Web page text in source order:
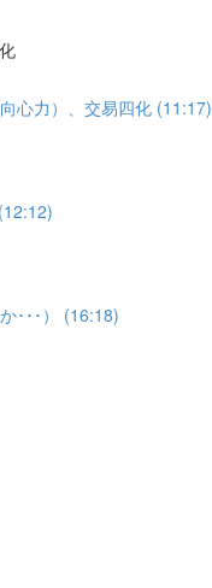
心力）、交易四化 (11:17)
･･･） (16:18)